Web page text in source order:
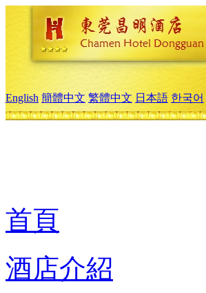
English 簡體中文 繁體中文 日本語 한국어
首頁
酒店介紹